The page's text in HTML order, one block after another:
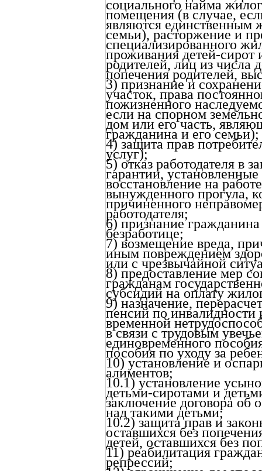
социального найма
помещения (в случае,
являются
семьи), расторжение и
специализированного
проживания детей-сирот
родителей, лиц из числа
попечения родителей,
3) признание и
участок, права
пожизненного
если на спорном
дом или его часть,
гражданина и его семьи);
4) защита прав
услуг);
5) отказ работодателя в
гарантии,
восстановление на
вынужденного прогула,
причиненного
работодателя;
6) признание
безработице;
7) возмещение вреда,
иным повреждением
или с чрезвычайной
8) предоставление мер
гражданам
субсидий на оплату
9) назначение,
пенсий по
временной
в связи с трудовым
единовременного
пособия по уходу за
10) установление и
алиментов;
10.1) установление
детьми-сиротами и
заключение договора об
над такими детьми;
10.2) защита прав и
оставшихся без
детей, оставшихся без
11) реабилитация
репрессий;